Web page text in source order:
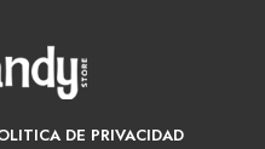
DE PRIVACIDAD